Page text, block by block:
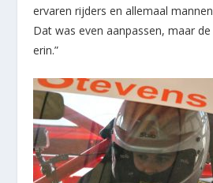
ervaren rijders en allemaal
Dat was even aanpassen, maar
erin.”